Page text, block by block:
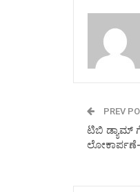
PREV
ಟಿಬಿ ಡ್ಯಾಮ್
ಲೋಕಾರ್ಪಣೆ-